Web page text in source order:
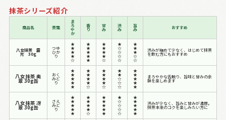
抹茶シリーズ紹介
商品名 茶葉
ま
ろ
や
か
香
り
甘
み
渋
み
旨
み おすすめ
八女抹茶 露
光 30g
つゆ
ひか
り
★
★
★
★
☆
★
★
★
★
★
★
★
★
★
☆
★
☆
☆
☆
☆
★
★
★
☆
☆
渋みが極めて少なく、はじめて抹茶
を飲む方にもおすすめ
八女抹茶 奥
翠 30g缶
おく
みど
り
★
★
★
★
★
★
★
★
★
☆
★
★
★
★
☆
★
★
☆
☆
☆
★
★
★
★
★
まろやかな舌触り、旨味と甘みの余
韻を楽しめます
八女抹茶 冴
翠 30g缶
さえ
みど
り
★
★
★
★
★
★
★
★
★
☆
★
★
★
★
★
★
☆
☆
☆
☆
★
★
★
★
★
渋みが少なく、旨みと甘みが濃厚。
抹茶本来のコクを楽しみたい方に